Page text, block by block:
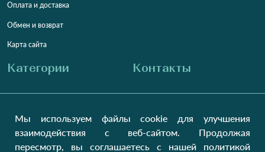
Оплата и доставка
Обмен и возврат
Карта сайта
Категории
Для мужчин
Для детей
Контакты
+380 (99) 387-81-50
Заказать звонок?
Пн-Пт 9:00 - 16:00
Мы используем файлы cookie для улучшения
взаимодействия с веб-сайтом. Продолжая
пересмотр, вы соглашаетесь с нашей политикой